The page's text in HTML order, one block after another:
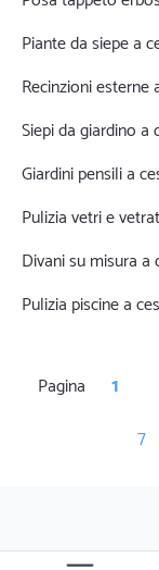
Piante da siepe a
Recinzioni esterne
Siepi da giardino a
Giardini pensili a
Pulizia vetri e
Divani su misura a
Pulizia piscine a
Pagina 1
7